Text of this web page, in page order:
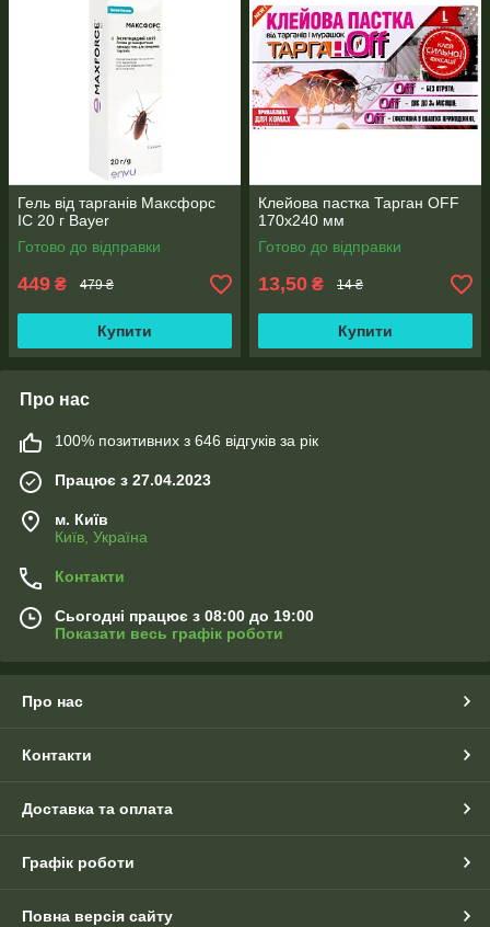
Гель від тарганів Максфорс
ІС 20 г Bayer
Готово до відправки
449 ₴ 479 ₴
Купити
Клейова пастка Тарган OFF
170x240 мм
Готово до відправки
13,50 ₴ 14 ₴
Купити
Про нас
100% позитивних з 646 відгуків за рік
Працює з 27.04.2023
м. Київ
Київ, Україна
Контакти
Сьогодні працює з 08:00 до 19:00
Показати весь графік роботи
Про нас
Контакти
Доставка та оплата
Графік роботи
Повна версія сайту